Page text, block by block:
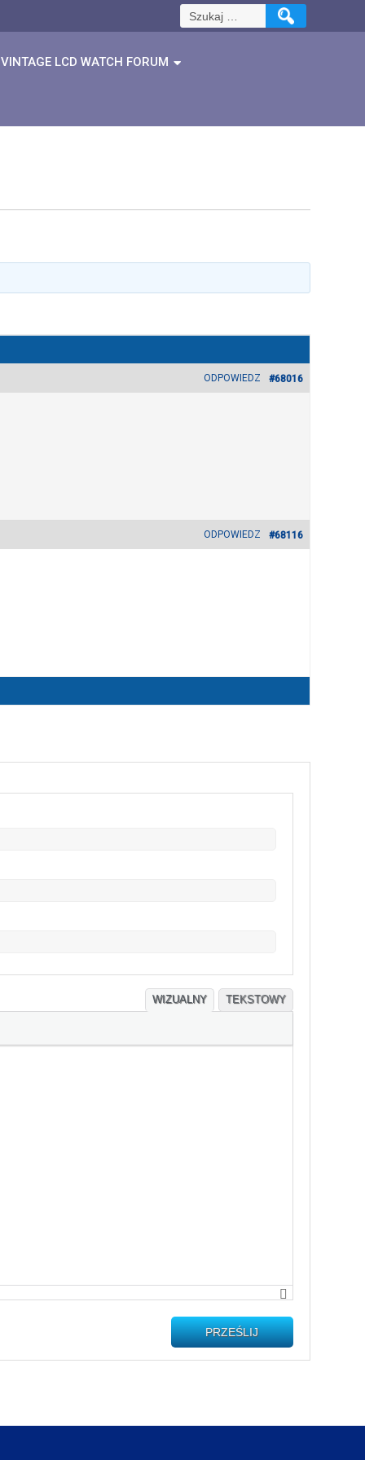
Szukaj:
VINTAGE LCD WATCH FORUM
#68016
ODPOWIEDZ
#68116
ODPOWIEDZ
WIZUALNY TEKSTOWY
PRZEŚLIJ